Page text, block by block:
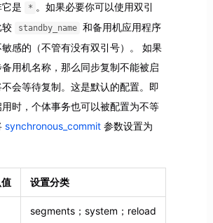
是
* 。如果必要你可以使用双引
较
standby_name
和备用机应用程序
感的（不管有没有双引号）。 如果
用机名称，那么同步复制不能被启
会等待复制。这是默认的配置。即
时，个体事务也可以被配置为不等
synchronous_commit参数设置为
设置分类
segments；system；reload